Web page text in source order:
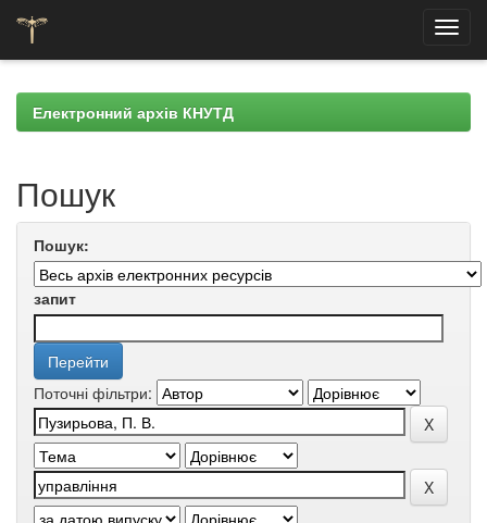
navigationЕлектронний архів КНУТД
Пошук
Пошук:
запит
Поточні фільтри: